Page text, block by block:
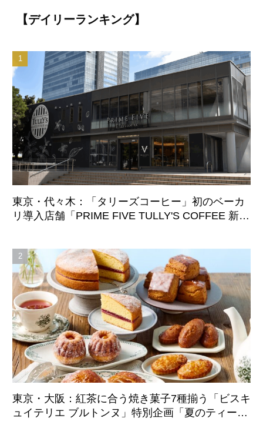
【デイリーランキング】
東京・代々木：「タリーズコーヒー」初のベーカ
リ導入店舗「PRIME FIVE TULLY'S COFFEE 新宿
東京・大阪：紅茶に合う焼き菓子7種揃う「ビスキ
ュイテリエ ブルトンヌ」特別企画「夏のティーパ